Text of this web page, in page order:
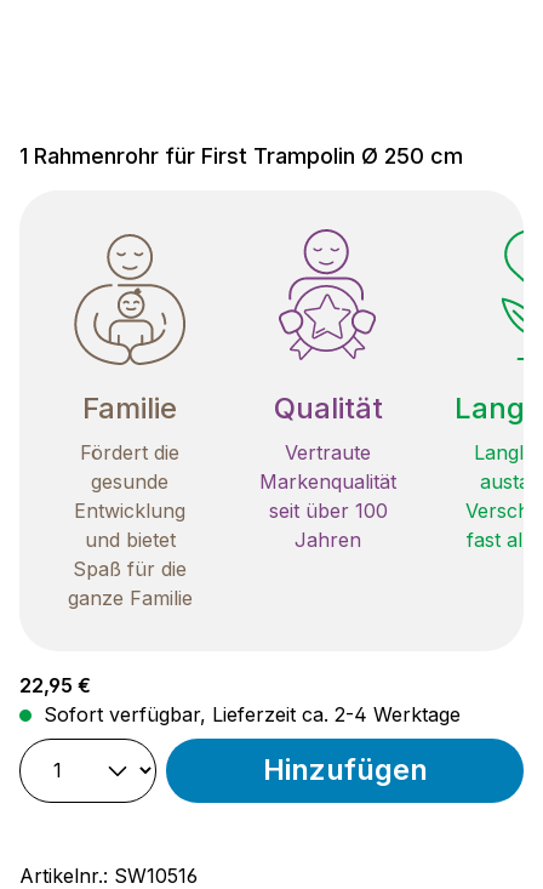
1 Rahmenrohr für First Trampolin Ø 250 cm
Familie
Fördert die
gesunde
Entwicklung
und bietet
Spaß für die
ganze Familie
Qualität
Vertraute
Markenqualität
seit über 100
Jahren
fast
Regulärer Preis:
22,95 €
Sofort verfügbar, Lieferzeit ca. 2-4 Werktage
Hinzufügen
Artikelnr.: SW10516